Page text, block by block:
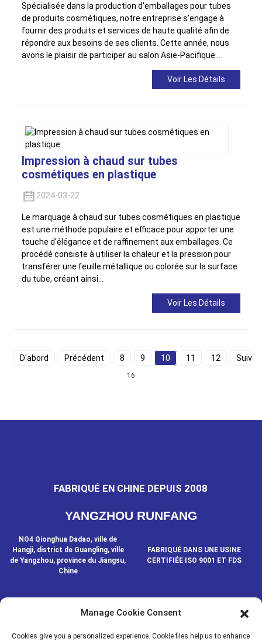
Spécialisée dans la production d'emballages pour tubes
de produits cosmétiques, notre entreprise s'engage à
fournir des produits et services de haute qualité afin de
répondre aux besoins de ses clients. Cette année, nous
avons le plaisir de participer au salon Asie-Pacifique…
Voir Les Détails
Impression à chaud sur tubes
cosmétiques en plastique
2024-03-22
Le marquage à chaud sur tubes cosmétiques en plastique
est une méthode populaire et efficace pour apporter une
touche d'élégance et de raffinement aux emballages. Ce
procédé consiste à utiliser la chaleur et la pression pour
transférer une feuille métallique ou colorée sur la surface
du tube, créant ainsi…
Voir Les Détails
D'abord Précédent 8 9 10 11 12
16
FABRIQUÉ EN CHINE DEPUIS 2008
YANGZHOU RUNFANG
NO4 Qionghua Dadao, ville de
Hangji, district de Guangling, ville
de Yangzhou, province du Jiangsu,
Chine
FABRIQUÉ DANS UNE USINE
CERTIFIÉE ISO 9001 ET FDS
CONTACTEZ-NOUS
Manage Cookie Consent
Cookies give you a personalized experience. Cookie files help us to enhance